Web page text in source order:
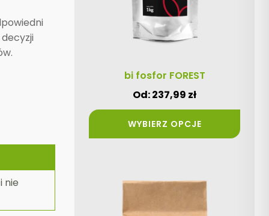
bi fosfor FOREST
Od:237,99 zł
WYBIERZ OPCJE
produktu
nie